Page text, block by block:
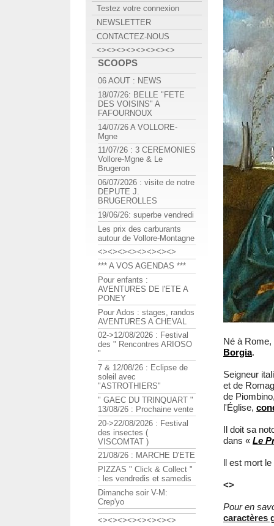
Né à
Borgia.
Seigneur
et de
de
l'Église,
Il doit sa
dans « Le
ll est mort
<>
Pour en
caractères
Testez votre connexion
NEWSLETTER
CONTACTEZ-NOUS
<><><><><><><><>
SCOOPS
06 AOUT : NEWS
18/07/26: BELLE "FETE
DES VOISINS" A
FAFOURNOUX
14/07/26 A VOLLORE-
Mgne
11/07/26 : 3 CEREMONIES
Vollore-Mgne & Le
Brugeron
06/07/2026 : visite de notre
DEPUTE J.
BRUGEROLLES
19/06/26: superbe vendredi
Les prix des carburants
autour de Vollore-Montagne
<><><><><><><><>
*** A VOS AGENDAS ***
Pour enfants :
AVENTURES DE l'ETE A
PONEY
Pour Ados : stages, randos
AVENTURES A CHEVAL
02->12/08/2026 : Festival
des " Rencontres ARIOSO
"
7 & 12/08/26 : Eclipse de
soleil avec
"ASTROTHIERS"
" GAEC DU TRINQUART "
13/08/26 : Prochaine vente
20->22/08/2026 : Festival
des insectes (
VISCOMTAT )
21/08/26 : MARCHE D'ETE
PIZZAS " Click & Collect "
: les vendredis et samedis
Dimanche soir V-M:
Crep'yo
<><><><><><><><>